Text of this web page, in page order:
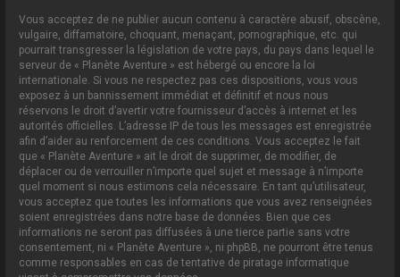
Vous acceptez de ne publier aucun contenu à caractère abusif, obscène,
vulgaire, diffamatoire, choquant, menaçant, pornographique, etc. qui
pourrait transgresser la législation de votre pays, du pays dans lequel le
serveur de « Planète Aventure » est hébergé ou encore la loi
internationale. Si vous ne respectez pas ces dispositions, vous vous
exposez à un bannissement immédiat et définitif et nous nous
réservons le droit d’avertir votre fournisseur d’accès à internet et les
autorités officielles. L’adresse IP de tous les messages est enregistrée
afin d’aider au renforcement de ces conditions. Vous acceptez le fait
que « Planète Aventure » ait le droit de supprimer, de modifier, de
déplacer ou de verrouiller n’importe quel sujet et message à n’importe
quel moment si nous estimons cela nécessaire. En tant qu’utilisateur,
vous acceptez que toutes les informations que vous avez renseignées
soient enregistrées dans notre base de données. Bien que ces
informations ne seront pas diffusées à une tierce partie sans votre
consentement, ni « Planète Aventure », ni phpBB, ne pourront être tenus
comme responsables en cas de tentative de piratage informatique